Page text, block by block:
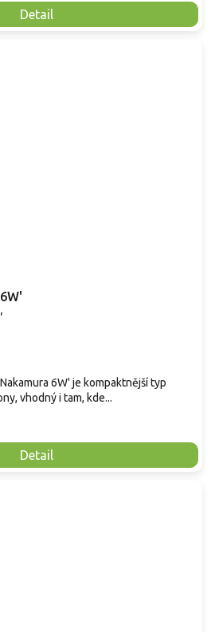
Detail
Detail
6W' je kompaktnější typ
vhodný i tam, kde...